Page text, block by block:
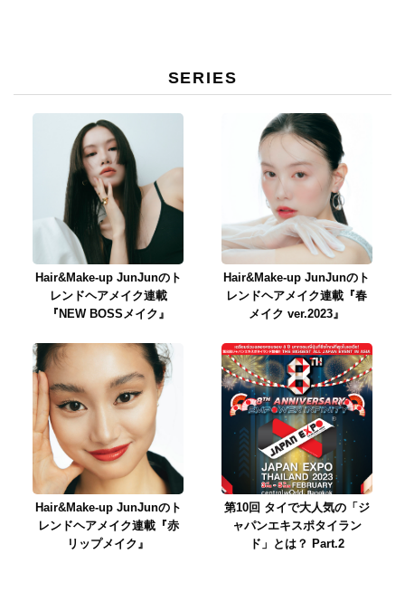
SERIES
Hair&Make-up JunJunのト
レンドヘアメイク連載
『NEW BOSSメイク』
Hair&Make-up JunJunのト
レンドヘアメイク連載『春
メイク ver.2023』
Hair&Make-up JunJunのト
レンドヘアメイク連載『赤
リップメイク』
第10回 タイで大人気の「ジ
ャパンエキスポタイラン
ド」とは？ Part.2